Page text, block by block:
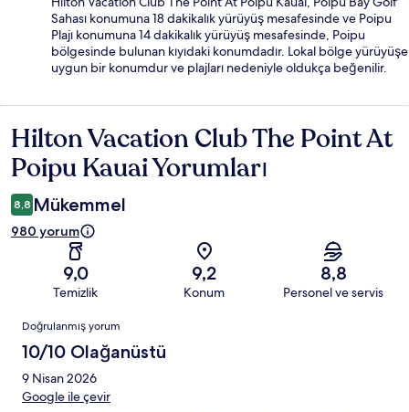
Sahası konumuna 18 dakikalık yürüyüş mesafesinde ve Poipu
Plajı konumuna 14 dakikalık yürüyüş mesafesinde, Poipu
bölgesinde bulunan kıyıdaki konumdadır. Lokal bölge yürüyüşe
uygun bir konumdur ve plajları nedeniyle oldukça beğenilir.
Yorumlar
Hilton Vacation Club The Point At
Poipu Kauai Yorumları
8,8 Mükemmel
980 yorum
9,0
Temizlik
9,2
Konum
8,8
Personel ve servis
Yorumlar
Doğrulanmış yorum
10/10 Olağanüstü
9 Nisan 2026
Google ile çevir